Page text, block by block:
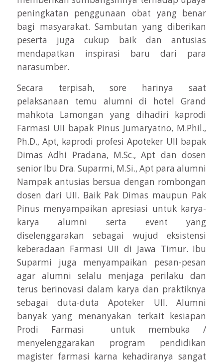
peningkatan penggunaan obat yang benar
bagi masyarakat. Sambutan yang diberikan
peserta juga cukup baik dan antusias
mendapatkan inspirasi baru dari para
narasumber.
Secara terpisah, sore harinya saat
pelaksanaan temu alumni di hotel Grand
mahkota Lamongan yang dihadiri kaprodi
Farmasi UII bapak Pinus Jumaryatno, M.Phil.,
Ph.D., Apt, kaprodi profesi Apoteker UII bapak
Dimas Adhi Pradana, M.Sc., Apt dan dosen
senior Ibu Dra. Suparmi, M.Si., Apt para alumni
Nampak antusias bersua dengan rombongan
dosen dari UII. Baik Pak Dimas maupun Pak
Pinus menyampaikan apresiasi untuk karya-
karya alumni serta event yang
diselenggarakan sebagai wujud eksistensi
keberadaan Farmasi UII di Jawa Timur. Ibu
Suparmi juga menyampaikan pesan-pesan
agar alumni selalu menjaga perilaku dan
terus berinovasi dalam karya dan praktiknya
sebagai duta-duta Apoteker UII. Alumni
banyak yang menanyakan terkait kesiapan
Prodi Farmasi untuk membuka /
menyelenggarakan program pendidikan
magister farmasi karna kehadiranya sangat